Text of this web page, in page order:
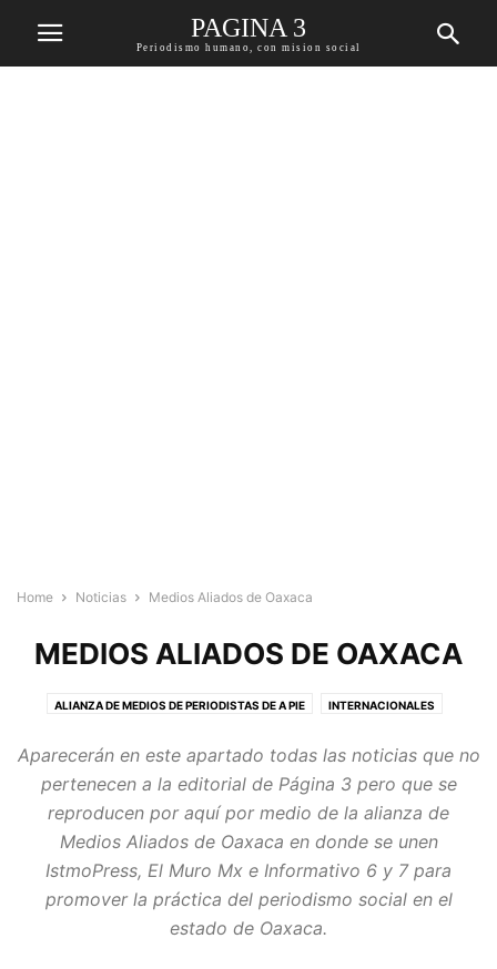
PAGINA 3
Periodismo humano, con mision social
Home Noticias Medios Aliados de Oaxaca
MEDIOS ALIADOS DE OAXACA
ALIANZA DE MEDIOS DE PERIODISTAS DE A PIE INTERNACIONALES
Aparecerán en este apartado todas las noticias que no
pertenecen a la editorial de Página 3 pero que se
reproducen por aquí por medio de la alianza de
Medios Aliados de Oaxaca en donde se unen
IstmoPress, El Muro Mx e Informativo 6 y 7 para
promover la práctica del periodismo social en el
estado de Oaxaca.